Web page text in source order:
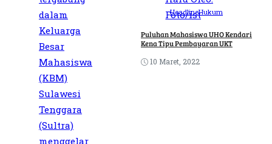
HeadlineHukum
Puluhan Mahasiswa UHO Kendari
Kena Tipu Pembayaran UKT
10 Maret, 2022